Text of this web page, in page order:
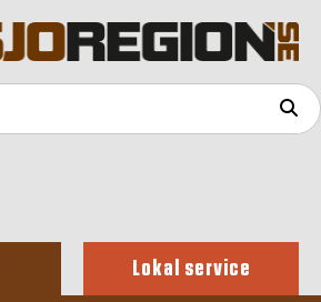
Lokal service